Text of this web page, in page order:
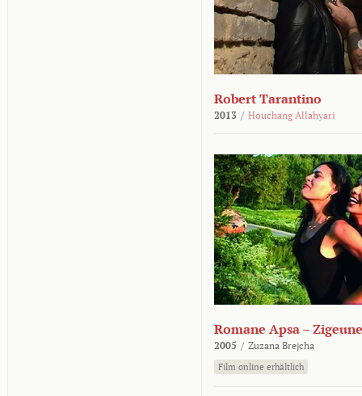
Robert Tarantino
2013 / Houchang Allahyari
Romane Apsa –
2005 / Zuzana Brejcha
Film online erhältlich